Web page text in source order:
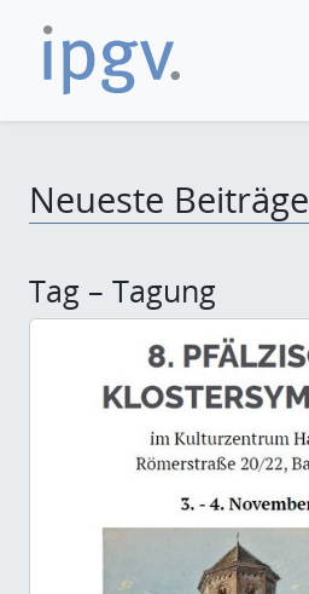
Neueste Beiträge
Tag – Tagung